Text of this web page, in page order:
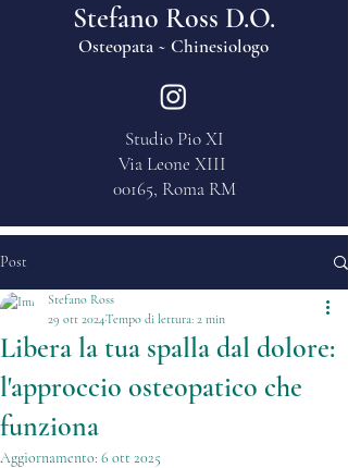
Stefano Ross D.O.
Osteopata ~ Chinesiologo
Studio Pio XI
Via Leone XIII
00165, Roma RM
Post
Libera la tua spalla dal dolore:
l'approccio osteopatico che
funziona
Stefano Ross
29 ott 2024Tempo di lettura: 2 min
Aggiornamento: 6 ott 2025